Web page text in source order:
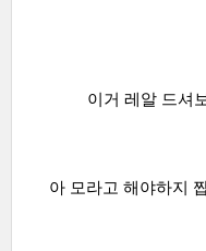
이거 레알 드셔
아 모라고 해야하지